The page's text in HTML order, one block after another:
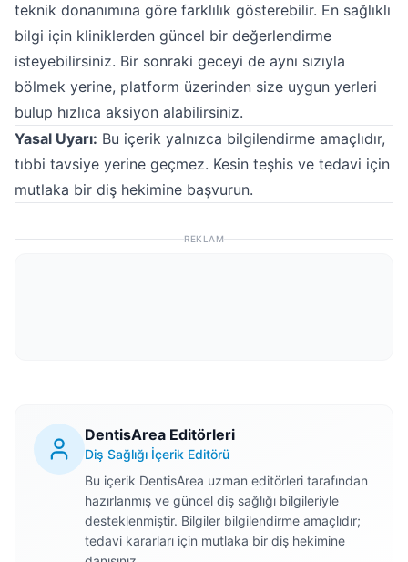
teknik donanımına göre farklılık gösterebilir. En sağlıklı
bilgi için kliniklerden güncel bir değerlendirme
isteyebilirsiniz. Bir sonraki geceyi de aynı sızıyla
bölmek yerine, platform üzerinden size uygun yerleri
bulup hızlıca aksiyon alabilirsiniz.
Yasal Uyarı: Bu içerik yalnızca bilgilendirme amaçlıdır,
tıbbi tavsiye yerine geçmez. Kesin teşhis ve tedavi için
mutlaka bir diş hekimine başvurun.
REKLAM
DentisArea Editörleri
Diş Sağlığı İçerik Editörü
Bu içerik DentisArea uzman editörleri tarafından
hazırlanmış ve güncel diş sağlığı bilgileriyle
desteklenmiştir. Bilgiler bilgilendirme amaçlıdır;
tedavi kararları için mutlaka bir diş hekimine